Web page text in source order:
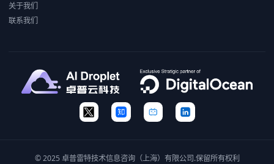
关于我们
联系我们
© 2025 卓普雷特技术信息咨询（上海）有限公司.保留所有权利